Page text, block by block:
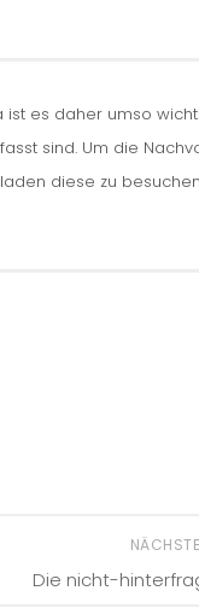
es daher umso
sind. Um die
diese zu
Die nicht-